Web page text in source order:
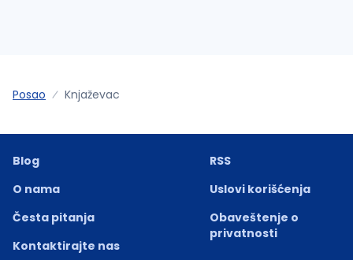
Posao Knjaževac
Blog
O nama
Česta pitanja
Kontaktirajte nas
RSS
Uslovi korišćenja
Obaveštenje o
privatnosti